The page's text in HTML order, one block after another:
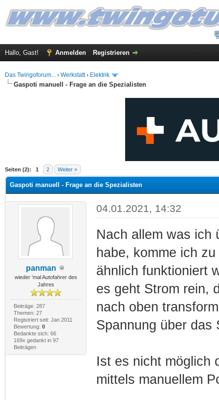
Hallo, Gast! Anmelden Registrieren
Das Twingoforum... › Werkstatt› Elektrik
Gaspoti manuell - Frage an die Spezialisten
Seiten (2): 1 2 Weiter »
Durchschnitt
Gaspoti manuell - Frage an die Spezialisten
panman
wieder 'mal Autofahrer des
Jahres
Beiträge: 287
Themen: 27
Registriert seit: Jan 2011
Bewertung: 0
Bedankte sich: 66
169x gedankt in 97
Beiträgen
04.01.2021, 14:32
Nach allem was ich
habe, komme ich
ähnlich funktioniert
es geht Strom rein,
nach oben
Spannung über das
Ist es nicht möglich
mittels manuellem